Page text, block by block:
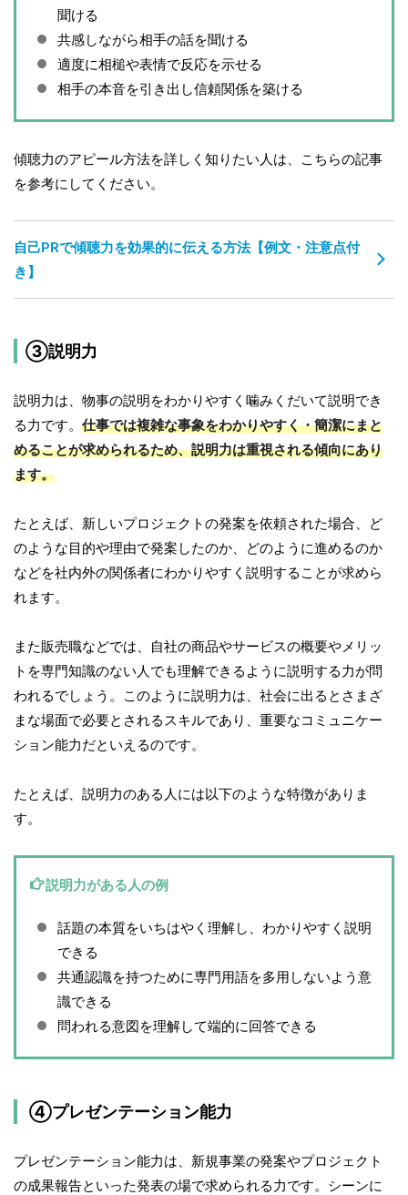
聞ける
共感しながら相手の話を聞ける
適度に相槌や表情で反応を示せる
相手の本音を引き出し信頼関係を築ける
傾聴力のアピール方法を詳しく知りたい人は、こちらの記事
を参考にしてください。
自己PRで傾聴力を効果的に伝える方法【例文・注意点付
き】
③説明力
説明力は、物事の説明をわかりやすく噛みくだいて説明でき
る力です。 仕事では複雑な事象をわかりやすく・簡潔にまと
めることが求められるため、説明力は重視される傾向にあり
ます。
たとえば、新しいプロジェクトの発案を依頼された場合、ど
のような目的や理由で発案したのか、どのように進めるのか
などを社内外の関係者にわかりやすく説明することが求めら
れます。
また販売職などでは、自社の商品やサービスの概要やメリッ
トを専門知識のない人でも理解できるように説明する力が問
われるでしょう。このように説明力は、社会に出るとさまざ
まな場面で必要とされるスキルであり、重要なコミュニケー
ション能力だといえるのです。
たとえば、説明力のある人には以下のような特徴がありま
す。
説明力がある人の例
話題の本質をいちはやく理解し、わかりやすく説明
できる
共通認識を持つために専門用語を多用しないよう意
識できる
問われる意図を理解して端的に回答できる
④プレゼンテーション能力
プレゼンテーション能力は、新規事業の発案やプロジェクト
の成果報告といった発表の場で求められる力です。シーンに